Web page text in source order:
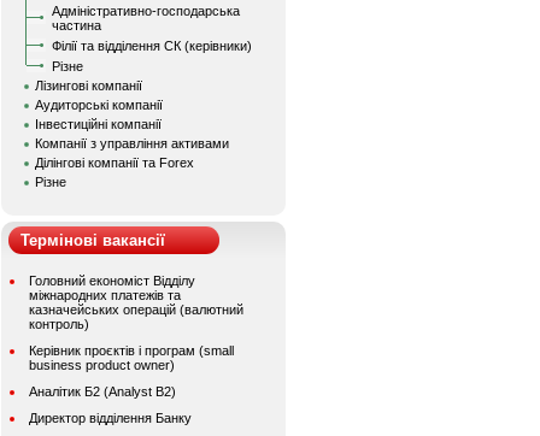
Адміністративно-господарська
частина
Філії та відділення СК (керівники)
Різне
Лізингові компанії
Аудиторські компанії
Інвестиційні компанії
Компанії з управління активами
Ділінгові компанії та Forex
Різне
Термінові вакансії
Головний економіст Відділу
міжнародних платежів та
казначейських операцій (валютний
контроль)
Керівник проєктів і програм (small
business product owner)
Аналітик Б2 (Analyst B2)
Директор відділення Банку